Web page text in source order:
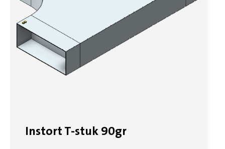
Instort T-stuk 90gr